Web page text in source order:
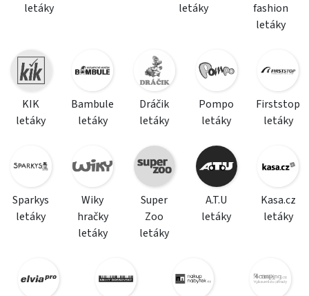
letáky
letáky
fashion
letáky
KIK
letáky
Bambule
letáky
Dráčik
letáky
Pompo
letáky
Firststop
letáky
Sparkys
letáky
Wiky
hračky
letáky
Super
Zoo
letáky
A.T.U
letáky
Kasa.cz
letáky